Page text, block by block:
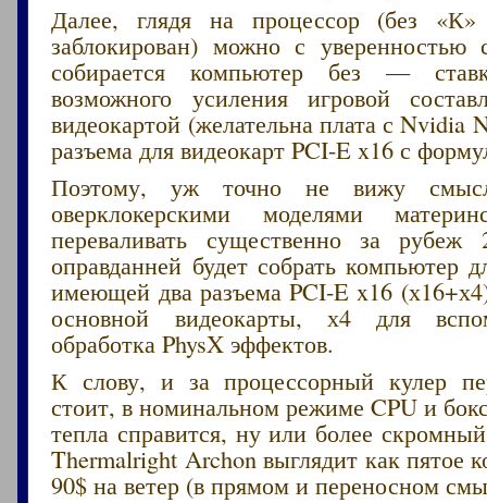
Далее, глядя на процессор (без
заблокирован) можно с уверенностью
собирается компьютер без —
возможного усиления игровой
видеокартой (желательна плата с Nvidia
разъема для видеокарт PCI-E x16 с
Поэтому, уж точно не вижу
оверклокерскими моделями
переваливать существенно за
оправданней будет собрать компьютер
имеющей два разъема PCI-E x16
основной видеокарты, х4 для
обработка PhysX эффектов.
К слову, и за процессорный кулер
стоит, в номинальном режиме CPU и
тепла справится, ну или более
Thermalright Archon выглядит как пятое
90$ на ветер (в прямом и переносном